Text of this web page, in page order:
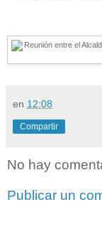
en 12:08
Compartir
No hay
Publicar un